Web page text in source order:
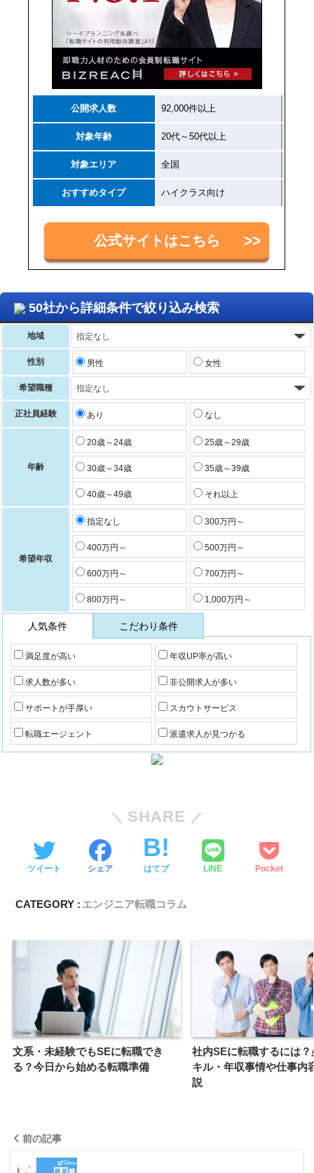
公開求人数 92,000件以上
対象年齢 20代～50代以上
対象エリア 全国
おすすめタイプ ハイクラス向け
公式サイトはこちら
50社から詳細条件で絞り込み検索
地域
性別 男性 女性
希望職種
正社員経験 あり なし
年齢
20歳～24歳 25歳～29歳
30歳～34歳 35歳～39歳
40歳～49歳 それ以上
希望年収
指定なし 300万円～
400万円～ 500万円～
600万円～ 700万円～
800万円～ 1,000万円～
人気条件 こだわり条件
満足度が高い 年収UP率が高い
求人数が多い 非公開求人が多い
サポートが手厚い スカウトサービス
転職エージェント 派遣求人が見つかる
SHARE
ツイート シェア はてブ LINE Pocket
CATEGORY : エンジニア転職コラム
文系・未経験でもSEに転職でき
る？今日から始める転職準備
社内SEに転職するには？
キル・年収事情や仕事内
説
前の記事